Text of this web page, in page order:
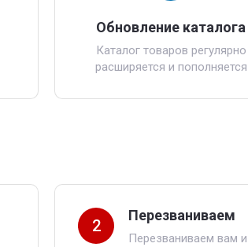
Обновление каталога
Каталог товаров регулярно
расширяется и пополняется
2
Перезваниваем
Перезваниваем вам и